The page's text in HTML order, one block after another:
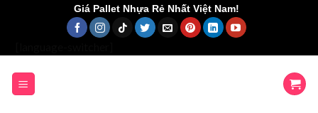
Giá Pallet Nhựa Rẻ Nhất Việt Nam!